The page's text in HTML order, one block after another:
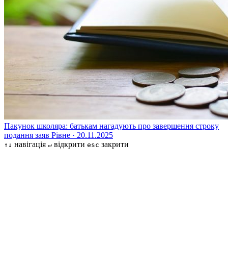
Пакунок школяра: батькам нагадують про завершення строку
подання заяв Рівне · 20.11.2025
↑↓ навігація ↵ відкрити esc закрити